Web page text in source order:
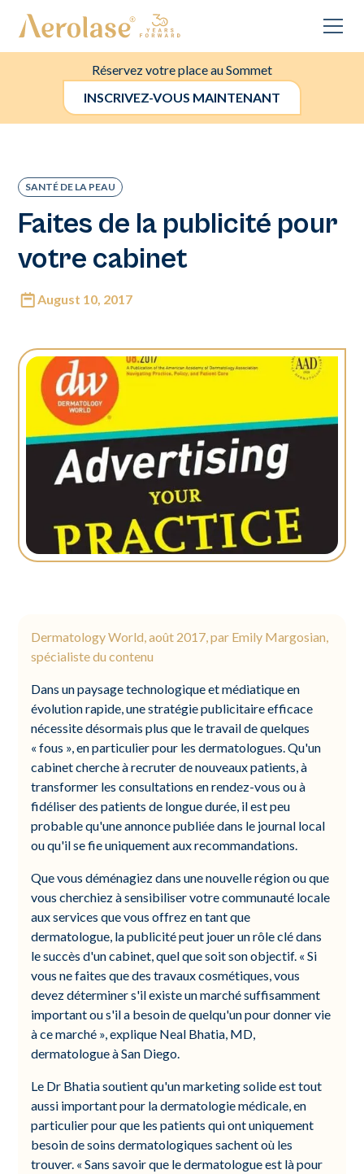
Réservez votre place au Sommet
INSCRIVEZ-VOUS MAINTENANT
SANTÉ DE LA PEAU
Faites de la publicité pour
votre cabinet
August 10, 2017
Dermatology World, août 2017, par Emily Margosian,
spécialiste du contenu
Dans un paysage technologique et médiatique en
évolution rapide, une stratégie publicitaire efficace
nécessite désormais plus que le travail de quelques
« fous », en particulier pour les dermatologues. Qu'un
cabinet cherche à recruter de nouveaux patients, à
transformer les consultations en rendez-vous ou à
fidéliser des patients de longue durée, il est peu
probable qu'une annonce publiée dans le journal local
ou qu'il se fie uniquement aux recommandations.
Que vous déménagiez dans une nouvelle région ou que
vous cherchiez à sensibiliser votre communauté locale
aux services que vous offrez en tant que
dermatologue, la publicité peut jouer un rôle clé dans
le succès d'un cabinet, quel que soit son objectif. « Si
vous ne faites que des travaux cosmétiques, vous
devez déterminer s'il existe un marché suffisamment
important ou s'il a besoin de quelqu'un pour donner vie
à ce marché », explique Neal Bhatia, MD,
dermatologue à San Diego.
Le Dr Bhatia soutient qu'un marketing solide est tout
aussi important pour la dermatologie médicale, en
particulier pour que les patients qui ont uniquement
besoin de soins dermatologiques sachent où les
trouver. « Sans savoir que le dermatologue est là pour